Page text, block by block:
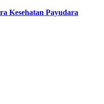
Kesehatan Payudara